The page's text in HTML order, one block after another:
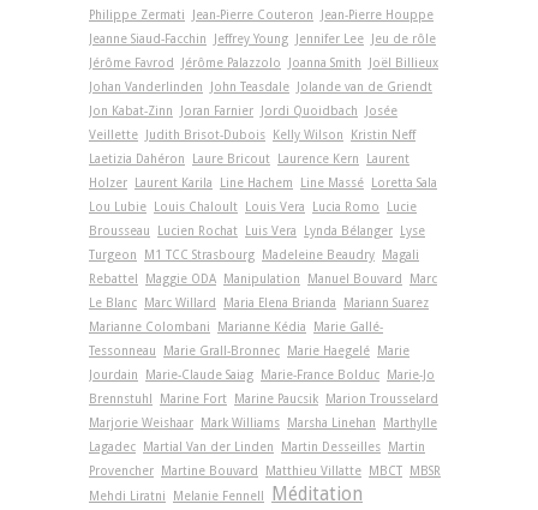
Philippe Zermati
Jean-Pierre Couteron
Jean-Pierre Houppe
Jeanne Siaud-Facchin
Jeffrey Young Jennifer Lee Jeu de rôle
Jérôme Favrod
Jérôme Palazzolo Joanna Smith
Joël Billieux
Johan Vanderlinden
John Teasdale Jolande van de Griendt
Jon Kabat-Zinn
Joran Farnier Jordi Quoidbach
Josée
Veillette Judith Brisot-Dubois Kelly Wilson
Kristin Neff
Laetizia Dahéron
Laure Bricout Laurence Kern
Laurent
Holzer Laurent Karila Line Hachem Line Massé Loretta Sala
Lou Lubie Louis Chaloult Louis Vera Lucia Romo
Lucie
Brousseau
Lucien Rochat Luis Vera Lynda Bélanger Lyse
Turgeon
M1 TCC Strasbourg Madeleine Beaudry Magali
Rebattel
Maggie ODA Manipulation Manuel Bouvard
Marc
Le Blanc Marc Willard Maria Elena Brianda
Mariann Suarez
Marianne Colombani
Marianne Kédia
Marie Gallé-
Tessonneau
Marie Grall-Bronnec Marie Haegelé Marie
Jourdain
Marie-Claude Saiag Marie-France Bolduc Marie-Jo
Brennstuhl
Marine Fort Marine Paucsik Marion Trousselard
Marjorie Weishaar Mark Williams Marsha Linehan
Marthylle
Lagadec Martial Van der Linden Martin Desseilles Martin
Provencher Martine Bouvard Matthieu Villatte MBCT MBSR
Mehdi Liratni
Melanie Fennell Méditation